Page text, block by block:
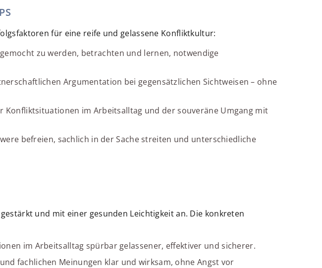
für eine reife und gelassene Konfliktkultur:
zu werden, betrachten und lernen, notwendige
Argumentation bei gegensätzlichen Sichtweisen – ohne
Konfliktsituationen im Arbeitsalltag und der souveräne Umgang mit
befreien, sachlich in der Sache streiten und unterschiedliche
und mit einer gesunden Leichtigkeit an. Die konkreten
im Arbeitsalltag spürbar gelassener, effektiver und sicherer.
fachlichen Meinungen klar und wirksam, ohne Angst vor